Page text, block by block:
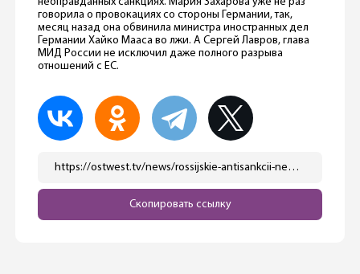
говорила о провокациях со стороны Германии, так,
месяц назад она обвинила министра иностранных дел
Германии Хайко Мааса во лжи. А Сергей Лавров, глава
МИД России не исключил даже полного разрыва
отношений с ЕС.
https://ostwest.tv/news/rossijskie-antisankcii-nemeckoe-pravitelstvo-schitaet-neopravdannymi/
Скопировать ссылку